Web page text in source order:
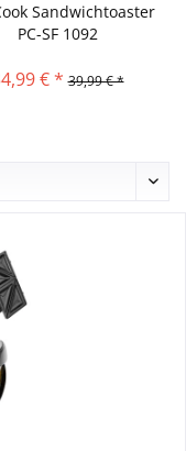
Sandwichtoaster
PC-SF 1092
€ * 39,99 € *